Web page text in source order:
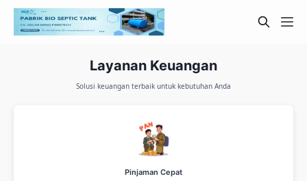
Layanan Keuangan
Solusi keuangan terbaik untuk kebutuhan Anda
Pinjaman Cepat